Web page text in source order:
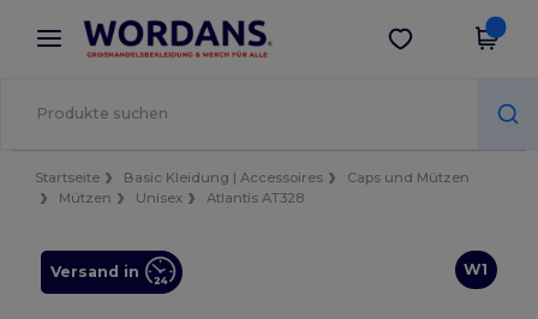
× Wordans App
Bessere Preise in der App!
App holen
Startseite Basic Kleidung | Accessoires
Caps und Mützen
Mützen
Unisex Atlantis AT328
W1
Versand in